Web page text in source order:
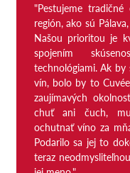
"Pestujeme
región, ako sú
Našou prioritou je
spojením
technológiami. Ak
vín, bolo by to
zaujímavých
chuť ani čuch,
ochutnať víno za
Podarilo sa jej to
teraz